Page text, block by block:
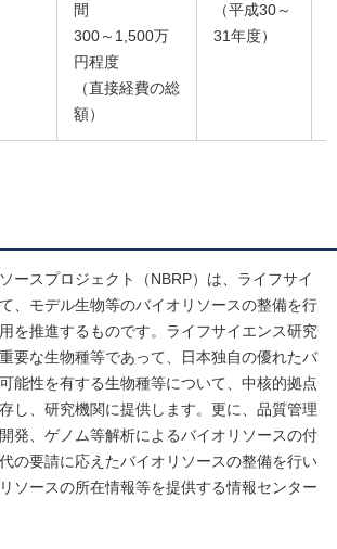
間
300～1,500万
円程度
（直接経費の総
額）
（平成30～
31年度）
ースプロジェクト（NBRP）は、ライフサイ
、モデル生物等のバイオリソースの整備を行
を推進するものです。ライフサイエンス研究
要な生物種等であって、日本独自の優れたバ
能性を有する生物種等について、中核的拠点
し、研究機関に提供します。更に、品質管理
発、ゲノム等解析によるバイオリソースの付
の要請に応えたバイオリソースの整備を行い
ソースの所在情報等を提供する情報センター